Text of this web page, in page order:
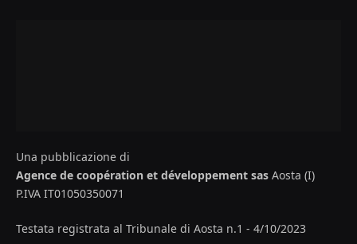
Una pubblicazione di
Agence de coopération et développement sas Aosta (I)
P.IVA IT01050350071
Testata registrata al Tribunale di Aosta n.1 - 4/10/2023